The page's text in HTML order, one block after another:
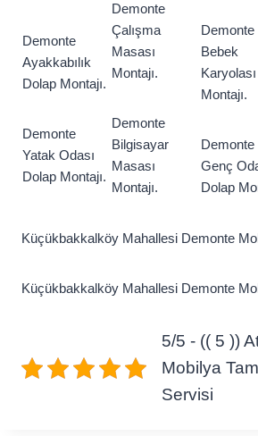
Demonte
Ayakkabılık
Dolap Montajı.
Demonte
Yatak Odası
Dolap Montajı.
Demonte
Çalışma
Masası
Montajı.
Demonte
Bilgisayar
Masası
Montajı.
Demonte
Bebek
Karyolası
Montajı.
Demonte
Genç
Dolap
Küçükbakkalköy Mahallesi Demonte
Küçükbakkalköy Mahallesi Demonte
5/5 - (( 5 ))
Mobilya
Servisi